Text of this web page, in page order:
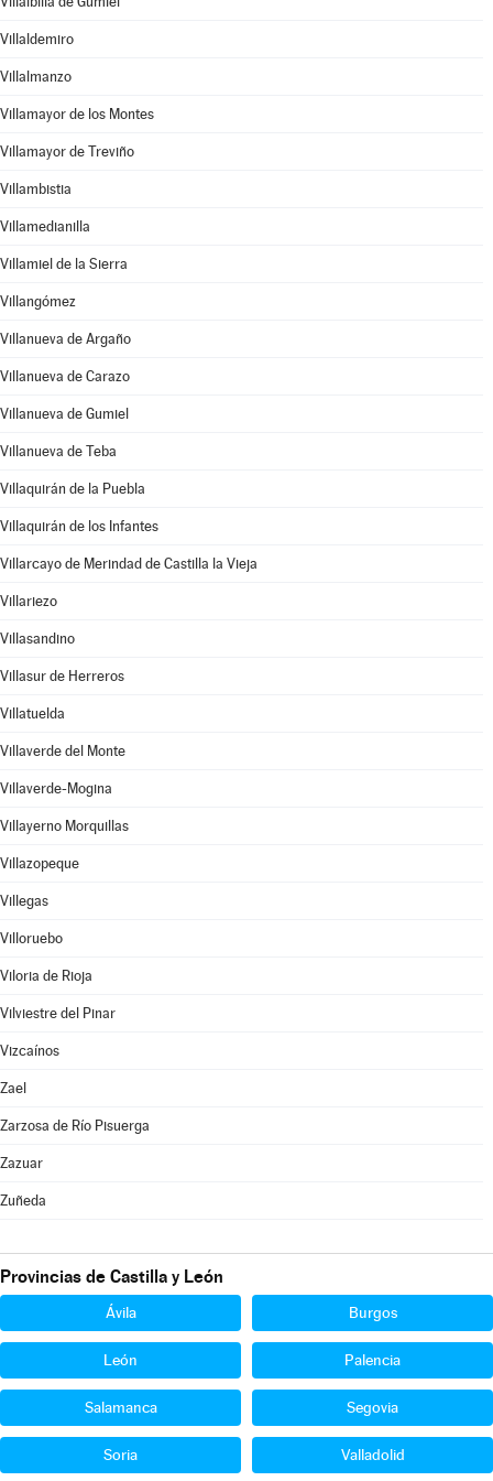
Villaldemiro
Villalmanzo
Villamayor de los Montes
Villamayor de Treviño
Villambistia
Villamedianilla
Villamiel de la Sierra
Villangómez
Villanueva de Argaño
Villanueva de Carazo
Villanueva de Gumiel
Villanueva de Teba
Villaquirán de la Puebla
Villaquirán de los Infantes
Villarcayo de Merindad de Castilla la Vieja
Villariezo
Villasandino
Villasur de Herreros
Villatuelda
Villaverde del Monte
Villaverde-Mogina
Villayerno Morquillas
Villazopeque
Villegas
Villoruebo
Viloria de Rioja
Vilviestre del Pinar
Vizcaínos
Zael
Zarzosa de Río Pisuerga
Zazuar
Zuñeda
Provincias de Castilla y León
Ávila Burgos
León Palencia
Salamanca Segovia
Soria Valladolid